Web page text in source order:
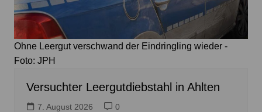
Ohne Leergut verschwand der Eindringling wieder -
Foto: JPH
Versuchter Leergutdiebstahl in Ahlten
7. August 2026 0